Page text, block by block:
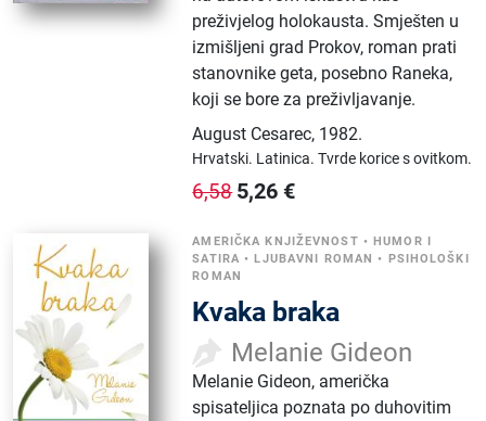
preživjelog holokausta. Smješten u
izmišljeni grad Prokov, roman prati
stanovnike geta, posebno Raneka,
koji se bore za preživljavanje.
August Cesarec, 1982.
Hrvatski. Latinica.Tvrde korice s ovitkom.
6,58 5,26 €
AMERIČKA KNJIŽEVNOST •HUMOR I
SATIRA •LJUBAVNI ROMAN • PSIHOLOŠKI
ROMAN
Kvaka braka
Melanie Gideon
Melanie Gideon, američka
spisateljica poznata po duhovitim